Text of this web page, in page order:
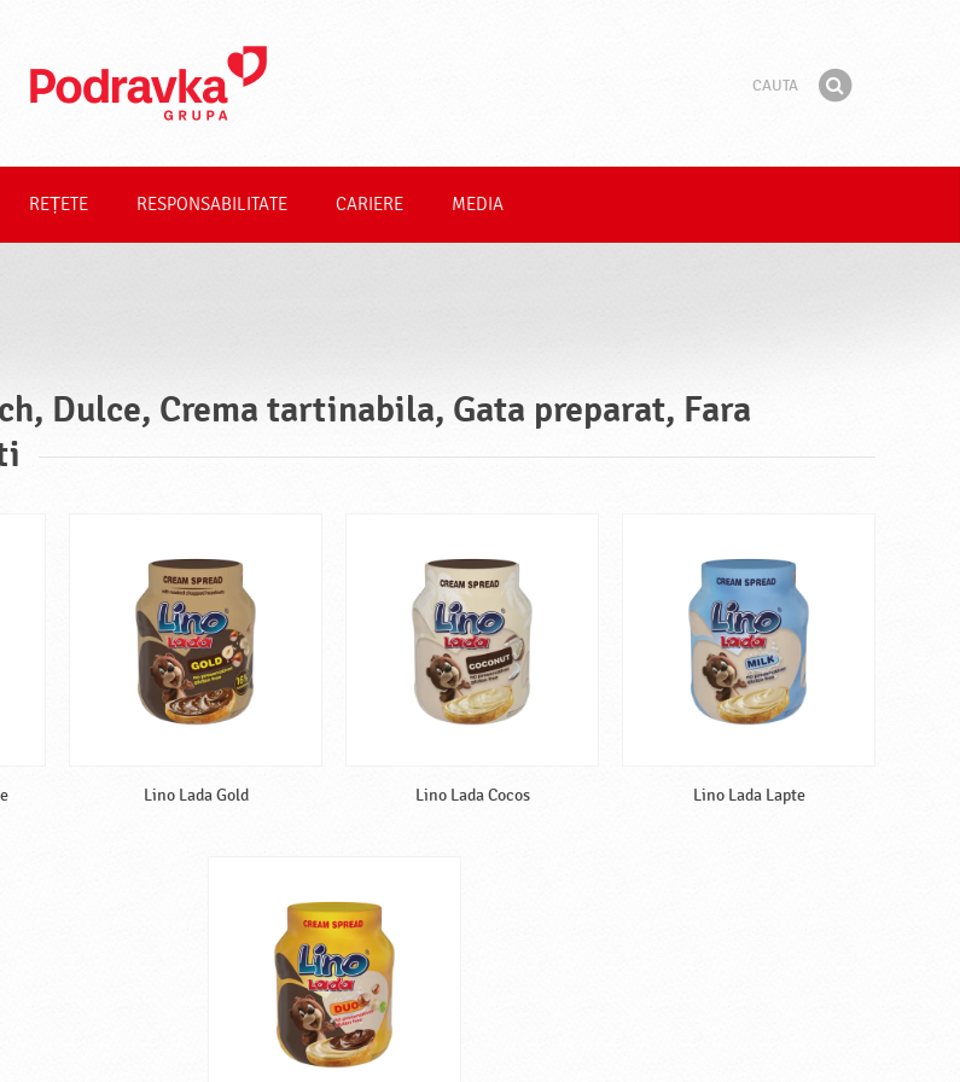
REȚETE RESPONSABILITATE CARIERE MEDIA
Dulce, Crema tartinabila, Gata preparat, Fara
Lino Lada Gold Lino Lada Cocos Lino Lada Lapte